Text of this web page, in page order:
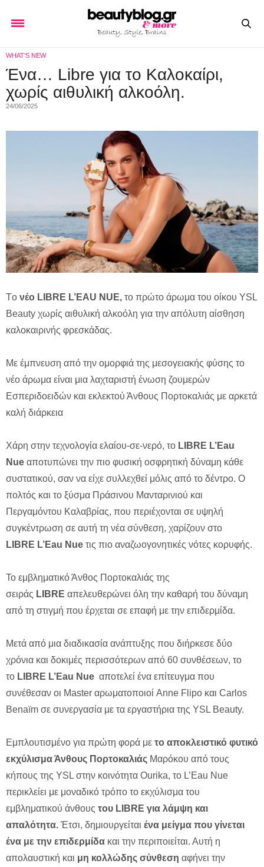
WHAT'S NEW
Ένα… Libre για το Καλοκαίρι,
χωρίς αιθυλική αλκοόλη.
24/06/2025
Tο νέο LIBRE L’EAU NUE, το πρώτο άρωμα του οίκου YSL
Beauty χωρίς αιθυλική αλκοόλη για την απόλυτη αίσθηση
καλοκαιρινής φρεσκάδας.
Με έμπνευση από την ομορφιά της μεσογειακής φύσης το
νέο άρωμα είναι μια λαχταριστή ένωση ζουμερών
Εσπεριδοειδών και εκλεκτού Άνθους Πορτοκαλιάς με αρκετά
καλή διάρκεια
Χάρη στην τεχνολογία ελαίου-σε-νερό, το LIBRE L’Eau
Nue αποτυπώνει την πιο φυσική οσφρητική δύναμη κάθε
συστατικού, σαν να είχε συλλεχθεί μόλις από το δέντρο. Ο
πολτός και το ξύσμα Πράσινου Μανταρινιού και
Περγαμόντου Καλαβρίας, που περιέχονται σε υψηλή
συγκέντρωση σε αυτή τη νέα σύνθεση, χαρίζουν στο
LIBRE L’Eau Nue τις πιο αναζωογονητικές νότες κορυφής.
Το εμβληματικό Άνθος Πορτοκαλιάς της
σειράς LIBRE απελευθερώνει όλη την καθαρή του δύναμη
από τη στιγμή που έρχεται σε επαφή με την επιδερμίδα.
Μετά από μια διαδικασία ανάπτυξης που διήρκεσε δύο
χρόνια και δοκιμές περισσότερων από 60 συνθέσεων, το
το LIBRE L’Eau Nue αποτελεί ένα επίτευγμα που
συνέθεσαν οι Master αρωματοποιοί Anne Flipo και Carlos
Benaïm σε συνεργασία με τα εργαστήρια της YSL Beauty.
Εμπλουτισμένο για πρώτη φορά με το αποκλειστικό φυτικό
εκχύλισμα Άνθους Πορτοκαλιάς Μαρόκου από τους
κήπους της YSL στην κοινότητα Ourika, το L’Eau Nue
περικλείει με μοναδικό τρόπο το εκχύλισμα του
εμβληματικού άνθους του LIBRE για λάμψη και
απαλότητα. Έτσι, δημιουργείται ένα μείγμα που γίνεται
ένα με την επιδερμίδα και την περιποιείται. Αυτή η
απολαυστική και μη κολλώδης σύνθεση αφήνει την